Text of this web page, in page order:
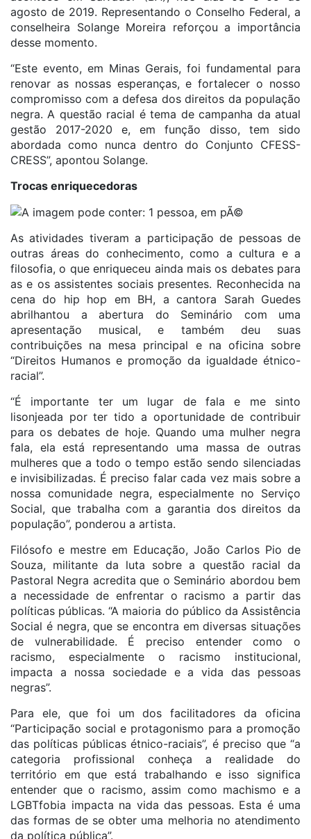
agosto de 2019. Representando o Conselho Federal, a
conselheira Solange Moreira reforçou a importância
desse momento.
“Este evento, em Minas Gerais, foi fundamental para
renovar as nossas esperanças, e fortalecer o nosso
compromisso com a defesa dos direitos da população
negra. A questão racial é tema de campanha da atual
gestão 2017-2020 e, em função disso, tem sido
abordada como nunca dentro do Conjunto CFESS-
CRESS”, apontou Solange.
Trocas enriquecedoras
As atividades tiveram a participação de pessoas de
outras áreas do conhecimento, como a cultura e a
filosofia, o que enriqueceu ainda mais os debates para
as e os assistentes sociais presentes. Reconhecida na
cena do hip hop em BH, a cantora Sarah Guedes
abrilhantou a abertura do Seminário com uma
apresentação musical, e também deu suas
contribuições na mesa principal e na oficina sobre
“Direitos Humanos e promoção da igualdade étnico-
racial”.
“É importante ter um lugar de fala e me sinto
lisonjeada por ter tido a oportunidade de contribuir
para os debates de hoje. Quando uma mulher negra
fala, ela está representando uma massa de outras
mulheres que a todo o tempo estão sendo silenciadas
e invisibilizadas. É preciso falar cada vez mais sobre a
nossa comunidade negra, especialmente no Serviço
Social, que trabalha com a garantia dos direitos da
população”, ponderou a artista.
Filósofo e mestre em Educação, João Carlos Pio de
Souza, militante da luta sobre a questão racial da
Pastoral Negra acredita que o Seminário abordou bem
a necessidade de enfrentar o racismo a partir das
políticas públicas. “A maioria do público da Assistência
Social é negra, que se encontra em diversas situações
de vulnerabilidade. É preciso entender como o
racismo, especialmente o racismo institucional,
impacta a nossa sociedade e a vida das pessoas
negras”.
Para ele, que foi um dos facilitadores da oficina
“Participação social e protagonismo para a promoção
das políticas públicas étnico-raciais”, é preciso que “a
categoria profissional conheça a realidade do
território em que está trabalhando e isso significa
entender que o racismo, assim como machismo e a
LGBTfobia impacta na vida das pessoas. Esta é uma
das formas de se obter uma melhoria no atendimento
da política pública”.